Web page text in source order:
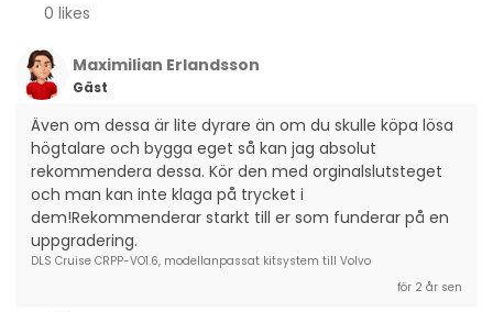
Volvo C30, 2007-2013
Volvo S40, 2008-2012
Volvo S80, 2007-2017
Volvo S60, 2011-2017
Volvo V70, 2008-2016
Volvo V40, 2012-2016
Volvo V50, 2004-2012
Volvo V60, 2011-2017
Volvo V60 (XC-modell), 2016-2017
Volvo XC70, 2008-2016
0 likes
Maximilian Erlandsson
Gäst
Även om dessa är lite dyrare än om du skulle köpa lösa
högtalare och bygga eget så kan jag absolut
rekommendera dessa. Kör den med orginalslutsteget
och man kan inte klaga på trycket i
dem!Rekommenderar starkt till er som funderar på en
uppgradering.
DLS Cruise CRPP-VO1.6, modellanpassat kitsystem till Volvo
för 2 år sen